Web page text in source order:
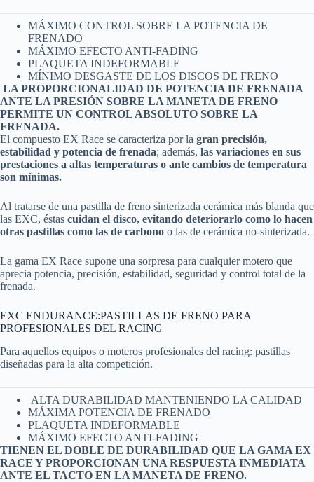
MÁXIMO CONTROL SOBRE LA POTENCIA DE
FRENADO
MÁXIMO EFECTO ANTI-FADING
PLAQUETA INDEFORMABLE
MÍNIMO DESGASTE DE LOS DISCOS DE FRENO
LA PROPORCIONALIDAD DE POTENCIA DE FRENADA
ANTE LA PRESIÓN SOBRE LA MANETA DE FRENO
PERMITE UN CONTROL ABSOLUTO SOBRE LA
FRENADA.
El compuesto EX Race se caracteriza por la gran precisión,
estabilidad y potencia de frenada; además, las variaciones en sus
prestaciones a altas temperaturas o ante cambios de temperatura
son mínimas.
Al tratarse de una pastilla de freno sinterizada cerámica más blanda que
las EXC, éstas cuidan el disco, evitando deteriorarlo como lo hacen
otras pastillas como las de carbono o las de cerámica no-sinterizada.
La gama EX Race supone una sorpresa para cualquier motero que
aprecia potencia, precisión, estabilidad, seguridad y control total de la
frenada.
EXC ENDURANCE:PASTILLAS DE FRENO PARA
PROFESIONALES DEL RACING
Para aquellos equipos o moteros profesionales del racing: pastillas
diseñadas para la alta competición.
ALTA DURABILIDAD MANTENIENDO LA CALIDAD
MÁXIMA POTENCIA DE FRENADO
PLAQUETA INDEFORMABLE
MÁXIMO EFECTO ANTI-FADING
TIENEN EL DOBLE DE DURABILIDAD QUE LA GAMA EX
RACE Y PROPORCIONAN UNA RESPUESTA INMEDIATA
ANTE EL TACTO EN LA MANETA DE FRENO.